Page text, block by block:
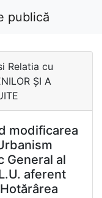
publică
Relatia cu
ȘI A
modificarea
General al
aferent